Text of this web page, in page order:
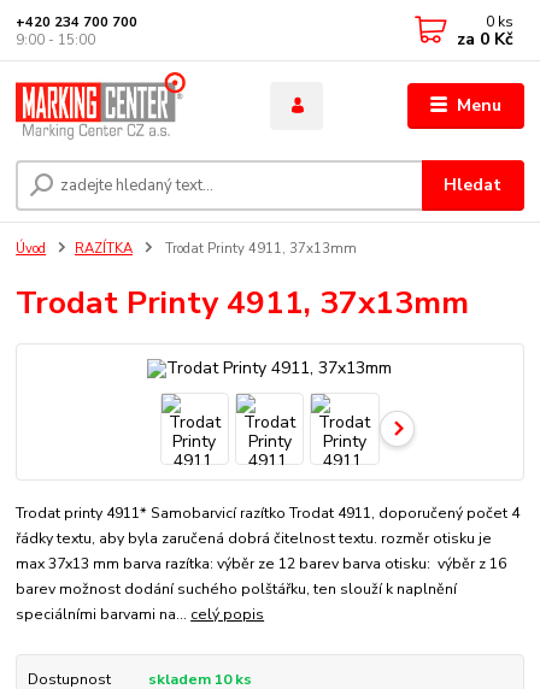
Menu
Hledat
+420 234 700 700
9:00 - 15:00
0 ks
za 0 Kč
Úvod RAZÍTKA Trodat Printy 4911, 37x13mm
Trodat Printy 4911, 37x13mm
Trodat printy 4911* Samobarvicí razítko Trodat 4911, doporučený počet 4
řádky textu, aby byla zaručená dobrá čitelnost textu. rozměr otisku je
max 37x13 mm barva razítka: výběr ze 12 barev barva otisku: výběr z 16
barev možnost dodání suchého polštářku, ten slouží k naplnění
speciálními barvami na... celý popis
Dostupnost
skladem 10 ks